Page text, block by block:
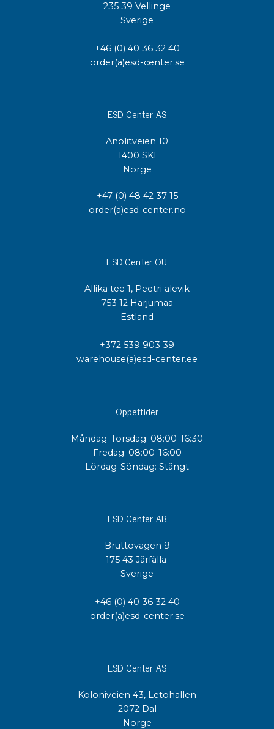
235 39 Vellinge
Sverige
+46 (0) 40 36 32 40
order(a)esd-center.se
ESD Center AS
Anolitveien 10
1400 SKI
Norge
+47 (0) 48 42 37 15
order(a)esd-center.no
ESD Center OÜ
Allika tee 1, Peetri alevik
753 12 Harjumaa
Estland
+372 539 903 39
warehouse(a)esd-center.ee
Öppettider
Måndag-Torsdag: 08:00-16:30
Fredag: 08:00-16:00
Lördag-Söndag: Stängt
ESD Center AB
Bruttovägen 9
175 43 Järfälla
Sverige
+46 (0) 40 36 32 40
order(a)esd-center.se
ESD Center AS
Koloniveien 43, Letohallen
2072 Dal
Norge